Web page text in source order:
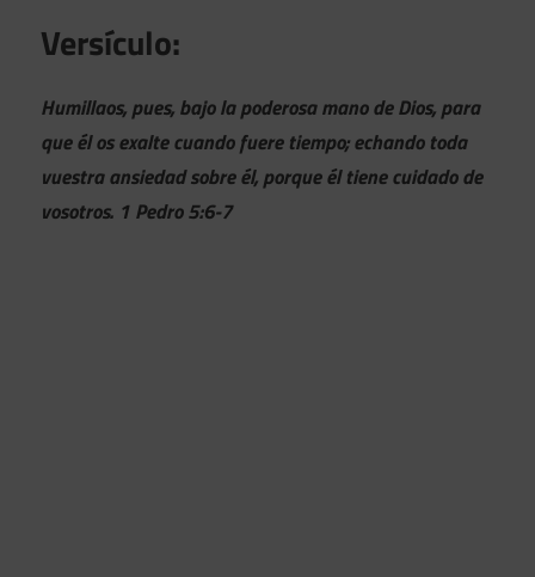
Versículo:
Humillaos, pues, bajo la poderosa mano de Dios, para
que él os exalte cuando fuere tiempo; echando toda
vuestra ansiedad sobre él, porque él tiene cuidado de
vosotros. 1 Pedro 5:6-7